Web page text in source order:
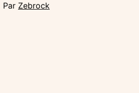
Par Zebrock